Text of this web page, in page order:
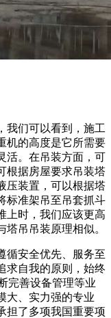
我们可以看到，施工
机的高度是它所需要
活。在吊装方面，可
根据房屋要求吊装塔
压装置，可以根据塔
标准架吊至吊套抓斗
上时，我们应该更高
吊吊装原理相似。
循安全优先、服务至
求自我的原则，始终
完善设备管理等业
大、实力强的专业
担了多项我国重要项